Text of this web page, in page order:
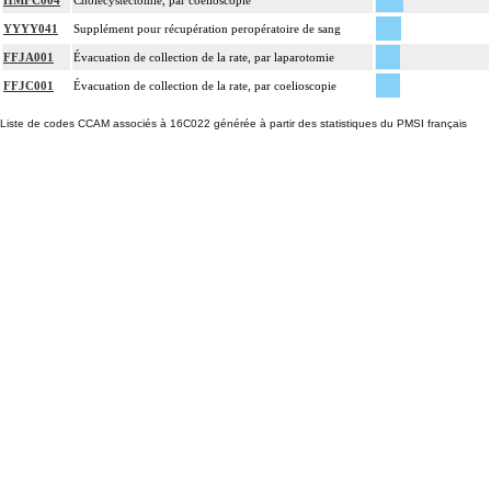
YYYY041 Supplément pour récupération peropératoire de sang
FFJA001 Évacuation de collection de la rate, par laparotomie
FFJC001 Évacuation de collection de la rate, par coelioscopie
Liste de codes CCAM associés à 16C022 générée à partir des statistiques du PMSI français